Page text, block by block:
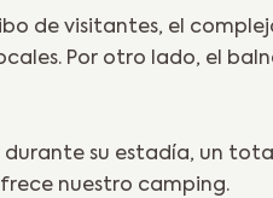
de visitantes, el
Por otro lado, el
su estadía, un total
nuestro camping.